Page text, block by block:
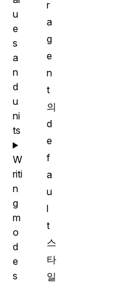
r
a
g
e
n
t
의
d
e
f
a
u
l
t
스
타
일
u
e
s
a
n
d
u
ni
ts
W
riti
n
g
m
o
d
e
s